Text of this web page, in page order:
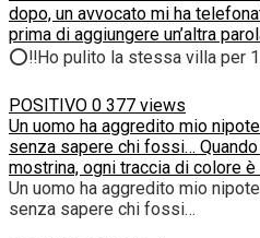
dopo, un avvocato mi ha
prima di aggiungere un’altra
⭕‼️Ho pulito la stessa villa per
POSITIVO 0 377 views
Un uomo ha aggredito mio
senza sapere chi fossi…
mostrina, ogni traccia di colore
Un uomo ha aggredito mio
senza sapere chi fossi…